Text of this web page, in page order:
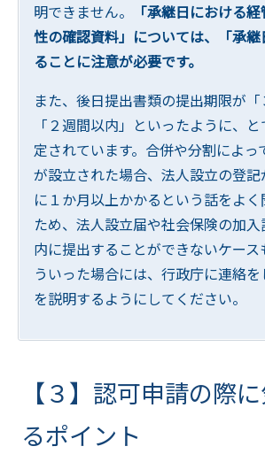
明できません。
「承継日における
性の確認資料」については、「承
ることに注意が必要です。
また、後日提出書類の提出期限が「
「２週間以内」といったように、
定されています。合併や分割によっ
が設立された場合、法人設立の登
に１か月以上かかるという話をよ
ため、法人設立届や社会保険の加
内に提出することができないケース
ういった場合には、行政庁に連絡
を説明するようにしてください。
【３】認可申請の際
るポイント